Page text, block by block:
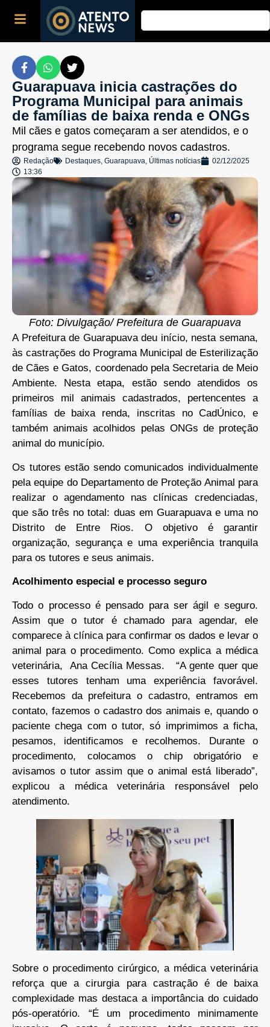
Guarapuava inicia castrações do
Programa Municipal para animais
de famílias de baixa renda e ONGs
Mil cães e gatos começaram a ser atendidos, e o
programa segue recebendo novos cadastros.
Redação Destaques, Guarapuava, Últimas notícias
02/12/2025
13:36
Foto: Divulgação/ Prefeitura de Guarapuava
A Prefeitura de Guarapuava deu início, nesta semana,
às castrações do Programa Municipal de Esterilização
de Cães e Gatos, coordenado pela Secretaria de Meio
Ambiente. Nesta etapa, estão sendo atendidos os
primeiros mil animais cadastrados, pertencentes a
famílias de baixa renda, inscritas no CadÚnico, e
também animais acolhidos pelas ONGs de proteção
animal do município.
Os tutores estão sendo comunicados individualmente
pela equipe do Departamento de Proteção Animal para
realizar o agendamento nas clínicas credenciadas,
que são três no total: duas em Guarapuava e uma no
Distrito de Entre Rios. O objetivo é garantir
organização, segurança e uma experiência tranquila
para os tutores e seus animais.
Acolhimento especial e processo seguro
Todo o processo é pensado para ser ágil e seguro.
Assim que o tutor é chamado para agendar, ele
comparece à clínica para confirmar os dados e levar o
animal para o procedimento. Como explica a médica
veterinária, Ana Cecília Messas. “A gente quer que
esses tutores tenham uma experiência favorável.
Recebemos da prefeitura o cadastro, entramos em
contato, fazemos o cadastro dos animais e, quando o
paciente chega com o tutor, só imprimimos a ficha,
pesamos, identificamos e recolhemos. Durante o
procedimento, colocamos o chip obrigatório e
avisamos o tutor assim que o animal está liberado”,
explicou a médica veterinária responsável pelo
atendimento.
Sobre o procedimento cirúrgico, a médica veterinária
reforça que a cirurgia para castração é de baixa
complexidade mas destaca a importância do cuidado
pós-operatório. “É um procedimento minimamente